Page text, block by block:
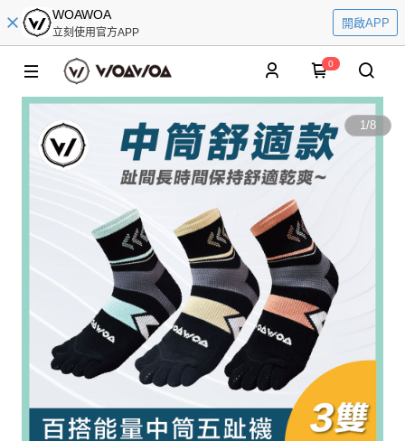
WOAWOA
立刻使用官方APP
開啟APP
0
1/8